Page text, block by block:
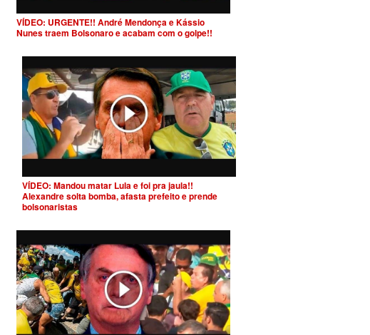
VÍDEO: URGENTE!! André Mendonça e Kássio
Nunes traem Bolsonaro e acabam com o golpe!!
VÍDEO: Mandou matar Lula e foi pra jaula!!
Alexandre solta bomba, afasta prefeito e prende
bolsonaristas